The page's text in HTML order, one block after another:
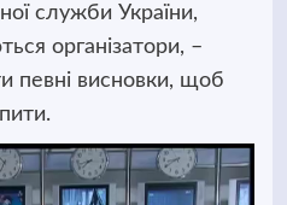
служби України,
організатори, –
певні висновки, щоб